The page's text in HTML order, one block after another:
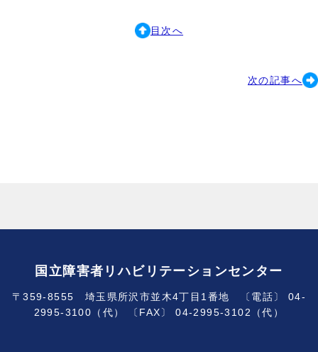
目次へ
次の記事へ
国立障害者リハビリテーションセンター
〒359-8555 埼玉県所沢市並木4丁目1番地 〔電話〕 04-
2995-3100（代） 〔FAX〕 04-2995-3102（代）